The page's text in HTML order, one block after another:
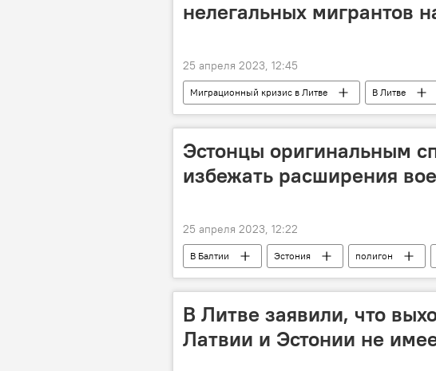
нелегальных мигрантов
25 апреля 2023, 12:45
Миграционный кризис в Литве В Литве
мигранты
Общество граница
Эстонцы оригинальным
избежать расширения
25 апреля 2023, 12:22
В Балтии Эстония полигон
В Литве заявили, что
Латвии и Эстонии не